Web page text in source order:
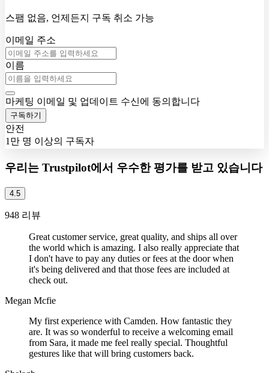
스팸 없음, 언제든지 구독 취소 가능
이메일 주소
이름
마케팅 이메일 및 업데이트 수신에 동의합니다
구독하기
안전
1만 명 이상의 구독자
우리는 Trustpilot에서 우수한 평가를 받고 있습니다
4.5
948 리뷰
Great customer service, great quality, and ships all over
the world which is amazing. I also really appreciate that
I don't have to pay any duties or fees at the door when
it's being delivered and that those fees are included at
check out.
Megan Mcfie
My first experience with Camden. How fantastic they
are. It was so wonderful to receive a welcoming email
from Sara, it made me feel really special. Thoughtful
gestures like that will bring customers back.